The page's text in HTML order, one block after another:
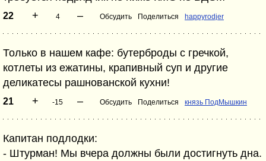
22 + 4 – Обсудить Поделиться happyrodjer
Только в нашем кафе: бутерброды с гречкой,
котлеты из ежатины, крапивный суп и другие
деликатесы рашнованской кухни!
21 + -15 – Обсудить Поделиться князь ПодМышкин
Капитан подлодки:
- Штурман! Мы вчера должны были достигнуть дна.